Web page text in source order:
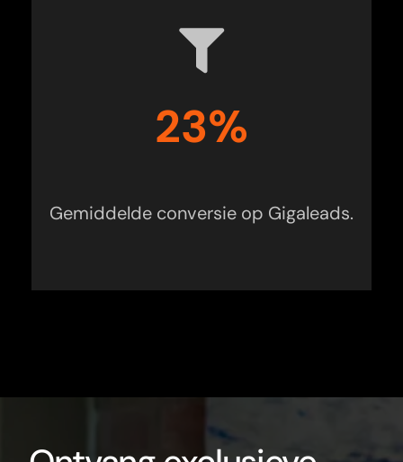
23%
Gemiddelde conversie op Gigaleads.